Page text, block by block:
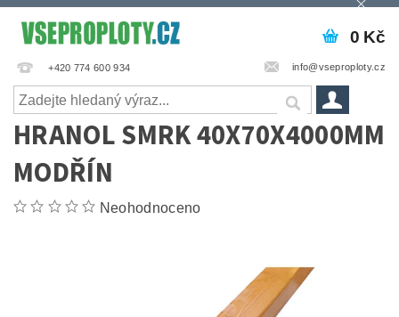
+420 774 600 934 info@vseproploty.cz
0 Kč
HRANOL SMRK 40X70X4000MM
MODŘÍN
Neohodnoceno